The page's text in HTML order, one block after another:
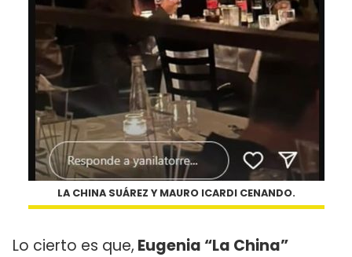
LA CHINA SUÁREZ Y MAURO ICARDI CENANDO.
Lo cierto es que, Eugenia “La China”